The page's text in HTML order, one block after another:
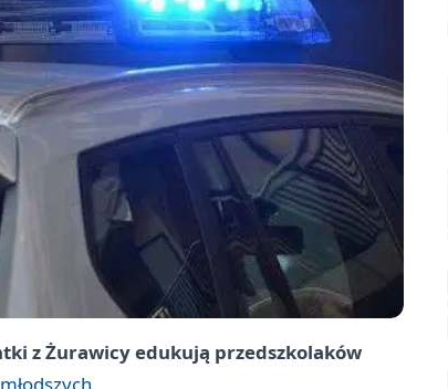
z Żurawicy edukują przedszkolaków